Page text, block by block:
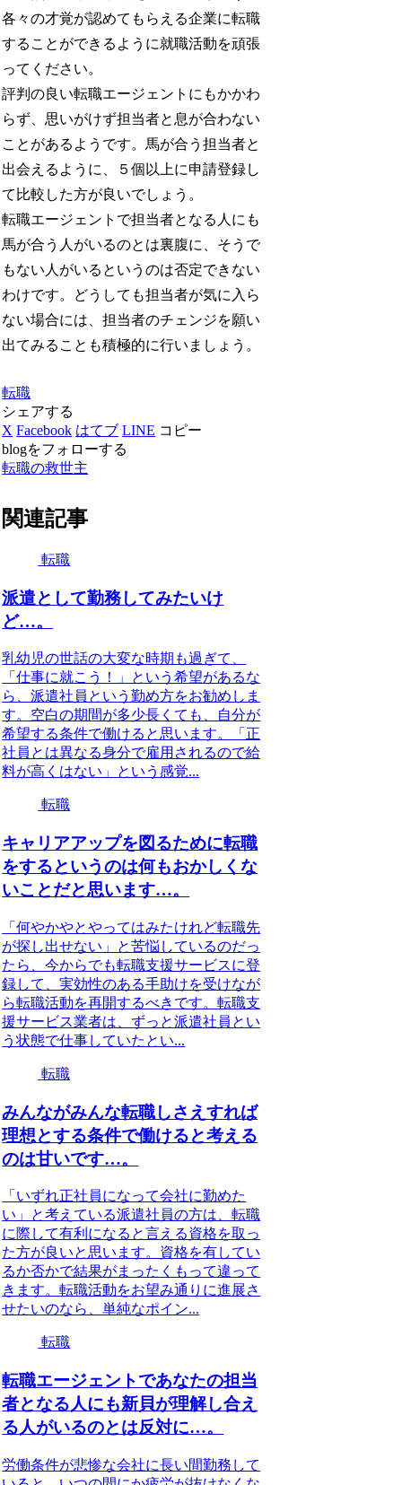
各々の才覚が認めてもらえる企業に転職
することができるように就職活動を頑張
ってください。
評判の良い転職エージェントにもかかわ
らず、思いがけず担当者と息が合わない
ことがあるようです。馬が合う担当者と
出会えるように、５個以上に申請登録し
て比較した方が良いでしょう。
転職エージェントで担当者となる人にも
馬が合う人がいるのとは裏腹に、そうで
もない人がいるというのは否定できない
わけです。どうしても担当者が気に入ら
ない場合には、担当者のチェンジを願い
出てみることも積極的に行いましょう。
転職
シェアする
X Facebook はてブ LINE コピー
blogをフォローする
転職の救世主
関連記事
転職
派遣として勤務してみたいけ
ど…。
乳幼児の世話の大変な時期も過ぎて、
「仕事に就こう！」という希望があるな
ら、派遣社員という勤め方をお勧めしま
す。空白の期間が多少長くても、自分が
希望する条件で働けると思います。「正
社員とは異なる身分で雇用されるので給
料が高くはない」という感覚...
転職
キャリアアップを図るために転職
をするというのは何もおかしくな
いことだと思います…。
「何やかやとやってはみたけれど転職先
が探し出せない」と苦悩しているのだっ
たら、今からでも転職支援サービスに登
録して、実効性のある手助けを受けなが
ら転職活動を再開するべきです。転職支
援サービス業者は、ずっと派遣社員とい
う状態で仕事していたとい...
転職
みんながみんな転職しさえすれば
理想とする条件で働けると考える
のは甘いです…。
「いずれ正社員になって会社に勤めた
い」と考えている派遣社員の方は、転職
に際して有利になると言える資格を取っ
た方が良いと思います。資格を有してい
るか否かで結果がまったくもって違って
きます。転職活動をお望み通りに進展さ
せたいのなら、単純なポイン...
転職
転職エージェントであなたの担当
者となる人にも新貝が理解し合え
る人がいるのとは反対に…。
労働条件が悲惨な会社に長い間勤務して